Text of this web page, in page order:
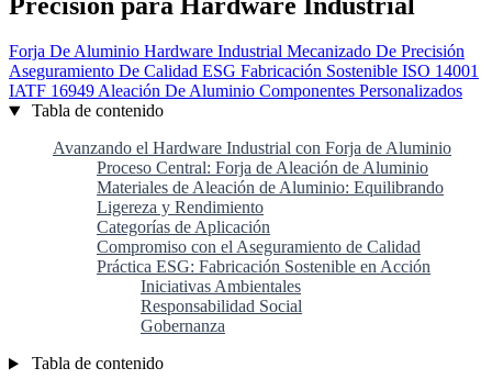
Forja De Aluminio Hardware Industrial Mecanizado De Precisión
Aseguramiento De Calidad ESG Fabricación Sostenible ISO 14001
IATF 16949Aleación De Aluminio Componentes Personalizados
Tabla de contenido
Avanzando el Hardware Industrial con Forja de Aluminio
Proceso Central: Forja de Aleación de Aluminio
Materiales de Aleación de Aluminio: Equilibrando
Ligereza y Rendimiento
Categorías de Aplicación
Compromiso con el Aseguramiento de Calidad
Práctica ESG: Fabricación Sostenible en Acción
Iniciativas Ambientales
Responsabilidad Social
Gobernanza
Tabla de contenido